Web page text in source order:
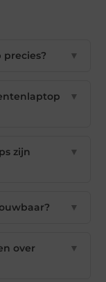
▼
▼
zijn
▼
▼
over
▼